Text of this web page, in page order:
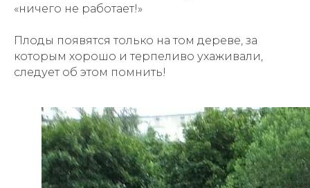
«ничего не работает!»
Плоды появятся только на том дереве, за
которым хорошо и терпеливо ухаживали,
следует об этом помнить!